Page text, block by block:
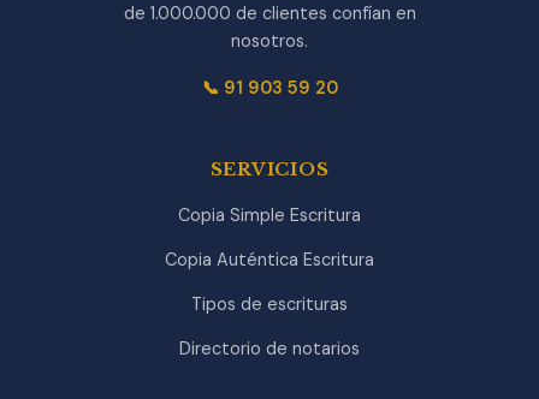
de 1.000.000 de clientes confían en
nosotros.
📞 91 903 59 20
SERVICIOS
Copia Simple Escritura
Copia Auténtica Escritura
Tipos de escrituras
Directorio de notarios